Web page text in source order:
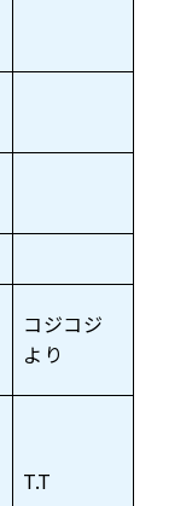
コジコジ
より
T.T